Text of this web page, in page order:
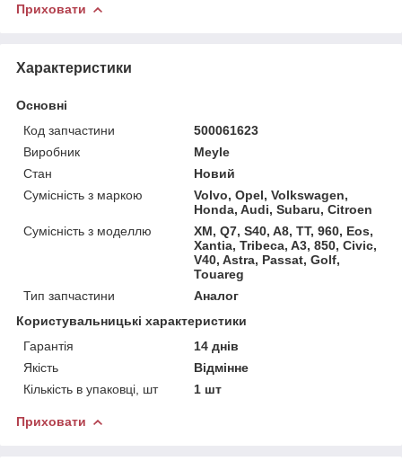
Приховати
Характеристики
Основні
Код запчастини
500061623
Виробник
Meyle
Стан
Новий
Сумісність з маркою
Volvo, Opel, Volkswagen,
Honda, Audi, Subaru, Citroen
Сумісність з моделлю
XM, Q7, S40, A8, TT, 960, Eos,
Xantia, Tribeca, A3, 850, Civic,
V40, Astra, Passat, Golf,
Touareg
Тип запчастини
Аналог
Користувальницькі характеристики
Гарантія
14 днів
Якість
Відмінне
Кількість в упаковці, шт
1 шт
Приховати